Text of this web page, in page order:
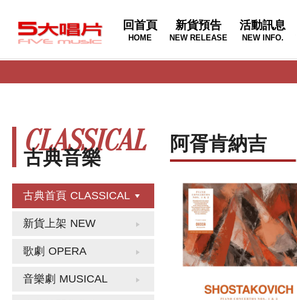
回首頁
HOME
新貨預告
NEW RELEASE
活動訊息
NEW INFO.
古典音樂
CLASSICAL
古典首頁 CLASSICAL
新貨上架 NEW
歌劇 OPERA
音樂劇 MUSICAL
阿胥肯納吉